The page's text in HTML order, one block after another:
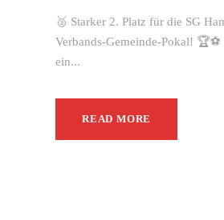
🥈 Starker 2. Platz für die SG
Verbands-Gemeinde-Pokal!
ein...
READ MORE